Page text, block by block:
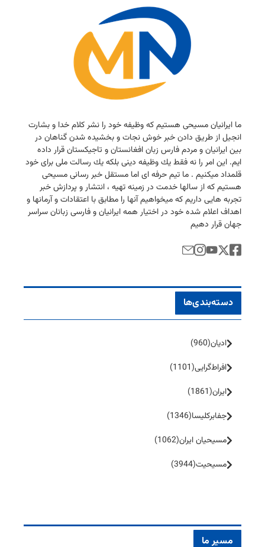
ما ایرانیان مسیحی هستیم كه وظیفه خود را نشر كلام خدا و بشارت
انجیل از طریق دادن خبر خوش نجات و بخشیده شدن گناهان در
بین ایرانیان و مردم فارس زبان افغانستان و تاجیكستان قرار داده
ایم. این امر را نه فقط یك وظیفه دینی بلكه یك رسالت ملی برای خود
قلمداد میكنیم . ما تیم حرفه ای اما مستقل خبر رسانی مسیحی
هستیم كه از سالها خدمت در زمینه تهیه ، انتشار و پردازش خبر
تجربه هایی داریم كه میخواهیم آنها را مطابق با اعتقادات و آرمانها و
اهداف اعلام شده خود در اختیار همه ایرانیان و فارسی زبانان سراسر
جهان قرار دهیم
دسته‌بندی‌ها
ادیان(960)
افراط‌گرایی(1101)
ایران(1861)
جفا‌بر‌کلیسا(1346)
مسیحیان ایران(1062)
مسیحیت(3944)
مسیر ما